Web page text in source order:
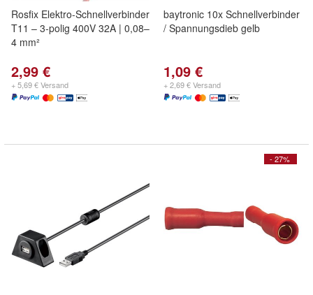
Rosfix Elektro-Schnellverbinder
T11 – 3-polig 400V 32A | 0,08–
4 mm²
2,99 €
+ 5,69 € Versand
baytronic 10x Schnellverbinder
/ Spannungsdieb gelb
1,09 €
+ 2,69 € Versand
- 27%